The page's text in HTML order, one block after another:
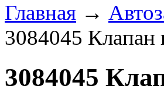
Главная →
3084045 Клапан
3084045